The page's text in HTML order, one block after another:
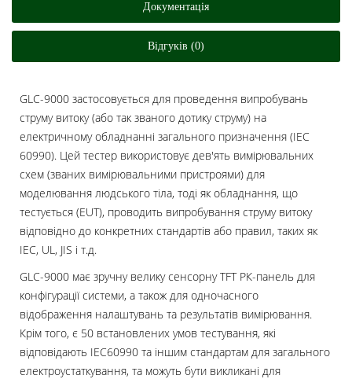
Документацiя
Відгуків (0)
GLC-9000 застосовується для проведення випробувань
струму витоку (або так званого дотику струму) на
електричному обладнанні загального призначення (IEC
60990). Цей тестер використовує дев'ять вимірювальних
схем (званих вимірювальними пристроями) для
моделювання людського тіла, тоді як обладнання, що
тестується (EUT), проводить випробування струму витоку
відповідно до конкретних стандартів або правил, таких як
IEC, UL, JIS і т.д.
GLC-9000 має зручну велику сенсорну TFT РК-панель для
конфігурації системи, а також для одночасного
відображення налаштувань та результатів вимірювання.
Крім того, є 50 встановлених умов тестування, які
відповідають IEC60990 та іншим стандартам для загального
електроустаткування, та можуть бути викликані для